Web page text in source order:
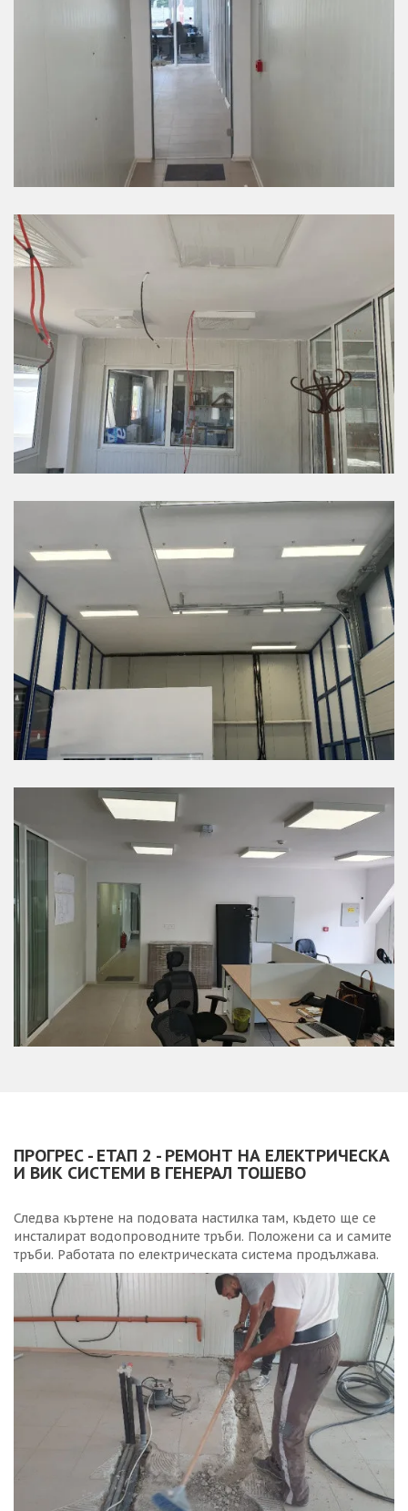
ПРОГРЕС - ЕТАП 2 - РЕМОНТ НА ЕЛЕКТРИЧЕСКА
И ВИК СИСТЕМИ В ГЕНЕРАЛ ТОШЕВО
Следва къртене на подовата настилка там, където ще се
инсталират водопроводните тръби. Положени са и самите
тръби. Работата по електрическата система продължава.